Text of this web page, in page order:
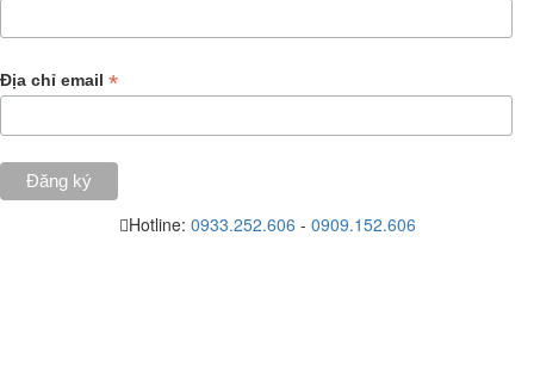
Địa chỉ email *
Hotline: 0933.252.606 - 0909.152.606